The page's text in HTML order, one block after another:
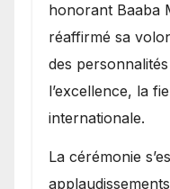
honorant Baaba
réaffirmé sa
des
l’excellence, la
internationale.
​La cérémonie